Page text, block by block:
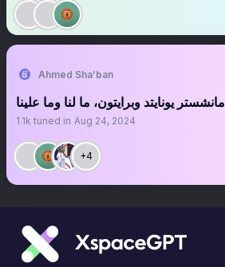
Ahmed Sha’ban
مانشستر يونايتد وبرايتون، ما لنا وما علينا
1.1k tuned in Aug 24, 2024
+4